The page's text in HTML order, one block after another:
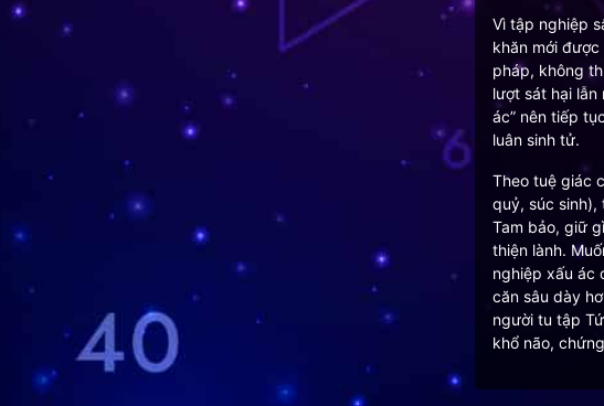
Vì tập nghiệp
khăn mới
pháp, không
lượt sát hại lẫn
ác” nên tiếp
luân sinh tử.
Theo tuệ giác
quỷ, súc sinh),
Tam bảo, giữ
thiện lành.
nghiệp xấu ác
căn sâu dày
người tu tập
khổ não,